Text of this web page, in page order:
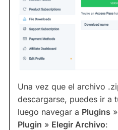
Una vez que el archivo
descargarse, puedes ir a
luego navegar a Plugins »
Plugin » Elegir Archivo: